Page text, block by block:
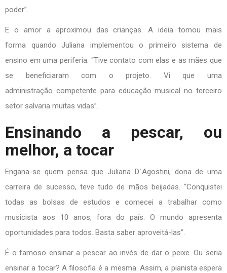
poder”.
E o amor a aproximou das crianças. A ideia tomou mais
forma quando Juliana implementou o primeiro sistema de
ensino em uma periferia. “Tive contato com elas e as mães que
se beneficiaram com o projeto. Vi que uma
administração competente para educação musical no terceiro
setor salvaria muitas vidas”.
Ensinando a pescar, ou
melhor, a tocar
Engana-se quem pensa que Juliana D´Agostini, dona de uma
carreira de sucesso, teve tudo de mãos beijadas. “Conquistei
todas as bolsas de estudos e comecei a trabalhar como
musicista aos 10 anos, fora do país. O mundo apresenta
oportunidades para todos. Basta saber aproveitá-las”.
É o famoso ensinar a pescar ao invés de dar o peixe. Ou seria
ensinar a tocar? A filosofia é a mesma. Assim, a pianista espera